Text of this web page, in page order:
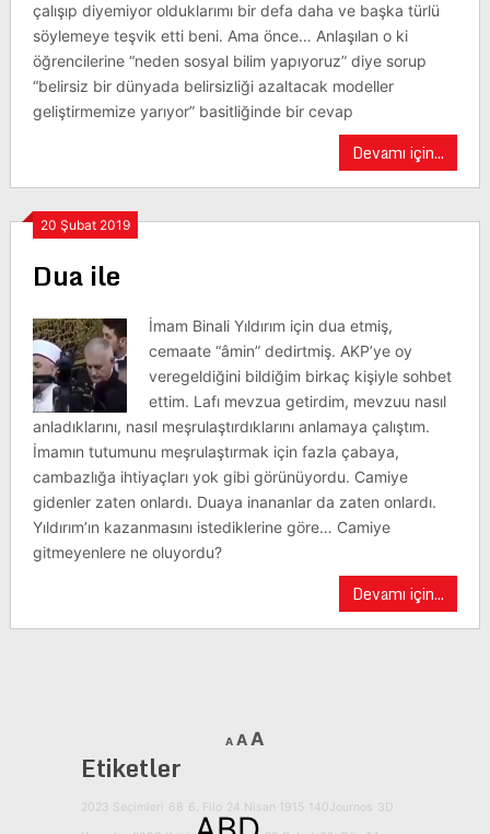
çalışıp diyemiyor olduklarımı bir defa daha ve başka türlü
söylemeye teşvik etti beni. Ama önce… Anlaşılan o ki
öğrencilerine “neden sosyal bilim yapıyoruz” diye sorup
“belirsiz bir dünyada belirsizliği azaltacak modeller
geliştirmemize yarıyor” basitliğinde bir cevap
Devamı için...
20 Şubat 2019
Dua ile
İmam Binali Yıldırım için dua etmiş,
cemaate “âmin” dedirtmiş. AKP’ye oy
veregeldiğini bildiğim birkaç kişiyle sohbet
ettim. Lafı mevzua getirdim, mevzuu nasıl
anladıklarını, nasıl meşrulaştırdıklarını anlamaya çalıştım.
İmamın tutumunu meşrulaştırmak için fazla çabaya,
cambazlığa ihtiyaçları yok gibi görünüyordu. Camiye
gidenler zaten onlardı. Duaya inananlar da zaten onlardı.
Yıldırım’ın kazanmasını istediklerine göre… Camiye
gitmeyenlere ne oluyordu?
Devamı için...
A AA
Etiketler
2023 Seçimleri 68 6. Filo 24 Nisan 1915 140Journos 3D